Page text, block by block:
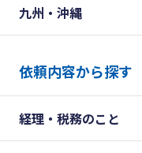
九州・沖縄
依頼内容から探す
経理・税務のこと